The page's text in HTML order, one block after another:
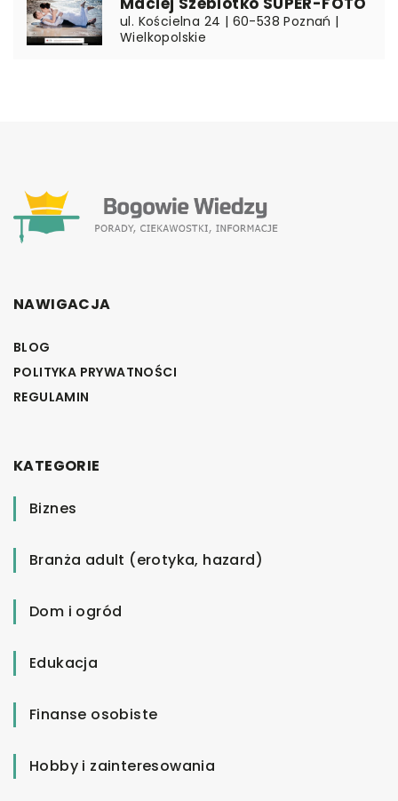
ul. Kościelna 24 | 60-538 Poznań |
Wielkopolskie
NAWIGACJA
BLOG
POLITYKA PRYWATNOŚCI
REGULAMIN
KATEGORIE
Biznes
Branża adult (erotyka, hazard)
Dom i ogród
Edukacja
Finanse osobiste
Hobby i zainteresowania